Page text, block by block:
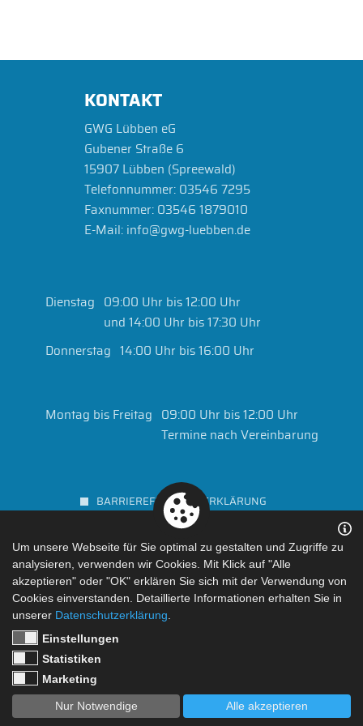
KONTAKT
GWG Lübben eG
Gubener Straße 6
15907 Lübben (Spreewald)
Telefonnummer: 03546 7295
Faxnummer: 03546 1879010
E-Mail: info@gwg-luebben.de
Dienstag
09:00 Uhr bis 12:00 Uhr
und 14:00 Uhr bis 17:30 Uhr
Donnerstag 14:00 Uhr bis 16:00 Uhr
Montag bis Freitag
09:00 Uhr bis 12:00 Uhr
Termine nach Vereinbarung
BARRIEREFREIHEITSERKLÄRUNG
DATENSCHUTZ
IMPRESSUM
Um unsere Webseite für Sie optimal zu gestalten und Zugriffe zu
analysieren, verwenden wir Cookies. Mit Klick auf "Alle
akzeptieren" oder "OK" erklären Sie sich mit der Verwendung von
Cookies einverstanden. Detaillierte Informationen erhalten Sie in
unserer Datenschutzerklärung
Einstellungen
Statistiken
Marketing
Nur Notwendige Alle akzeptieren